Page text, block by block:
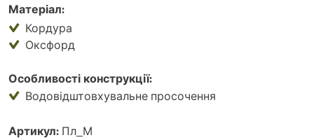
Матеріал:
Кордура
Оксфорд
Особливості конструкції:
Водовідштовхувальне просочення
Артикул: Пл_М